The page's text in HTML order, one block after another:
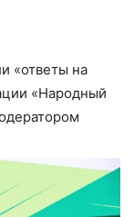
«ответы на
«Народный